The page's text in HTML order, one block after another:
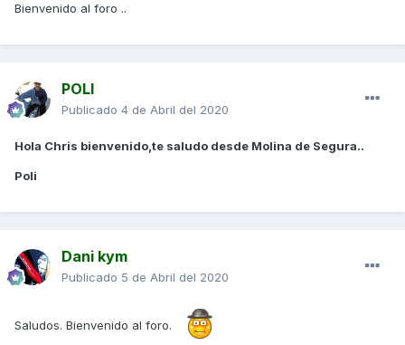
Bienvenido al foro ..
POLI
Publicado 4 de Abril del 2020
Hola Chris bienvenido,te saludo desde Molina de Segura..
Poli
Dani kym
Publicado 5 de Abril del 2020
Saludos. Bienvenido al foro.